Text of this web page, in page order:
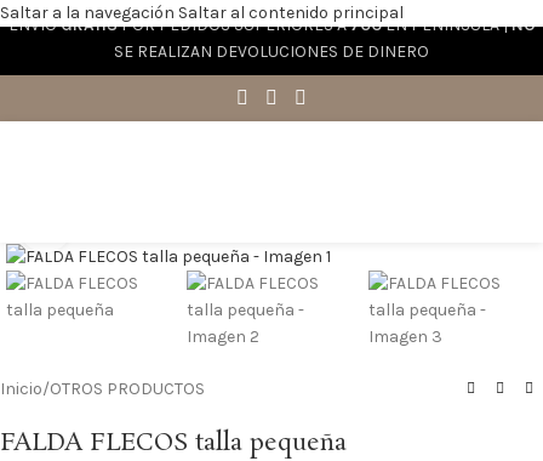
Saltar a la navegación Saltar al contenido principal
ENVÍOGRATISPOR PEDIDOS SUPERIORES A70€EN PENÍNSULA |NO
SE REALIZAN DEVOLUCIONES DE DINERO
Inicio/OTROS PRODUCTOS
FALDA FLECOS talla pequeña